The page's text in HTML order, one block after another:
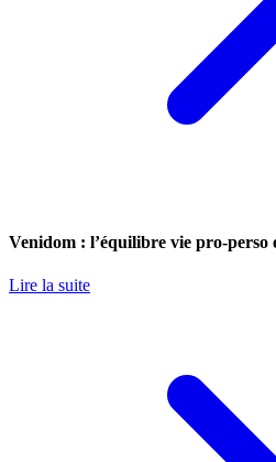
Venidom : l’équilibre vie pro-perso
Lire la suite